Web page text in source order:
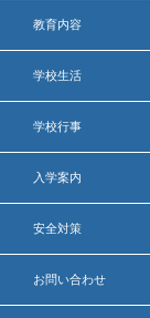
教育内容
学校生活
学校行事
入学案内
安全対策
お問い合わせ